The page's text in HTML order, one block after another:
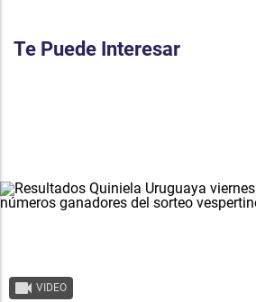
Te Puede Interesar
VIDEO